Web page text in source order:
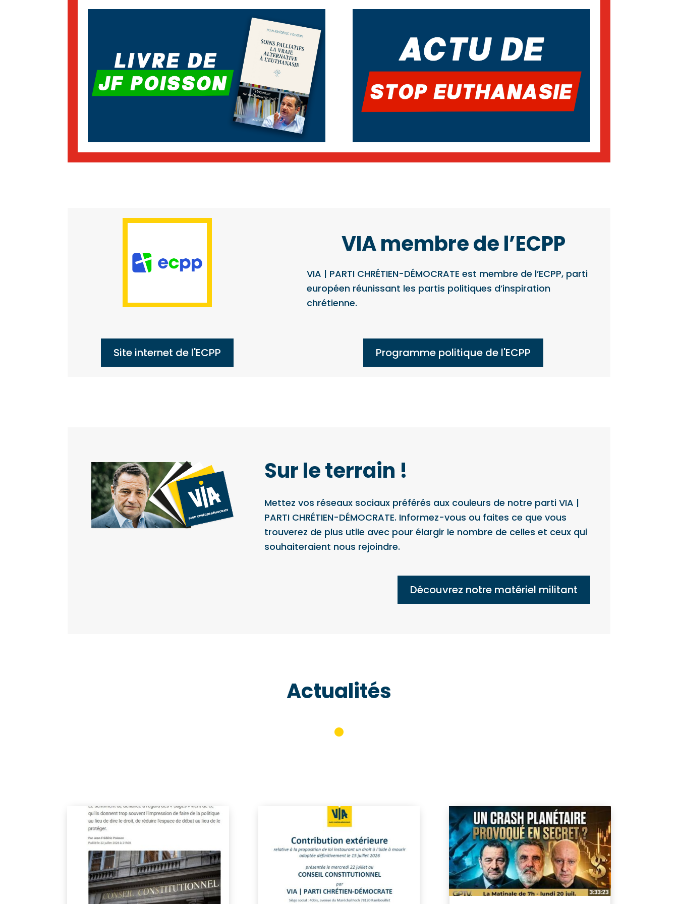
VIA membre de l’ECPP
VIA | PARTI CHRÉTIEN-DÉMOCRATE est membre de l’ECPP, parti
européen réunissant les partis politiques d’inspiration
chrétienne.
Site internet de l'ECPP Programme politique de l'ECPP
Sur le terrain !
Mettez vos réseaux sociaux préférés aux couleurs de notre parti VIA |
PARTI CHRÉTIEN-DÉMOCRATE. Informez-vous ou faites ce que vous
trouverez de plus utile avec pour élargir le nombre de celles et ceux qui
souhaiteraient nous rejoindre.
Découvrez notre matériel militant
Actualités
•